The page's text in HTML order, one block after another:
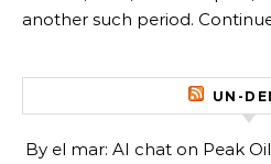
another such period.
UN-
By el mar: AI chat on Peak